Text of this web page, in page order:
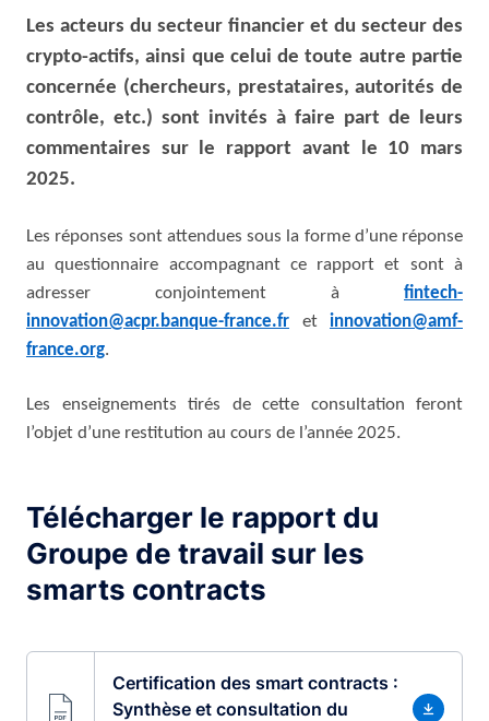
Les acteurs du secteur financier et du secteur des
crypto-actifs, ainsi que celui de toute autre partie
concernée (chercheurs, prestataires, autorités de
contrôle, etc.) sont invités à faire part de leurs
commentaires sur le rapport avant le 10 mars
2025.
Les réponses sont attendues sous la forme d’une réponse
au questionnaire accompagnant ce rapport et sont à
adresser conjointement à fintech-
innovation@acpr.banque-france.fr et innovation@amf-
france.org.
Les enseignements tirés de cette consultation feront
l’objet d’une restitution au cours de l’année 2025.
Télécharger le rapport du
Groupe de travail sur les
smarts contracts
Certification des smart contracts :
Synthèse et consultation du